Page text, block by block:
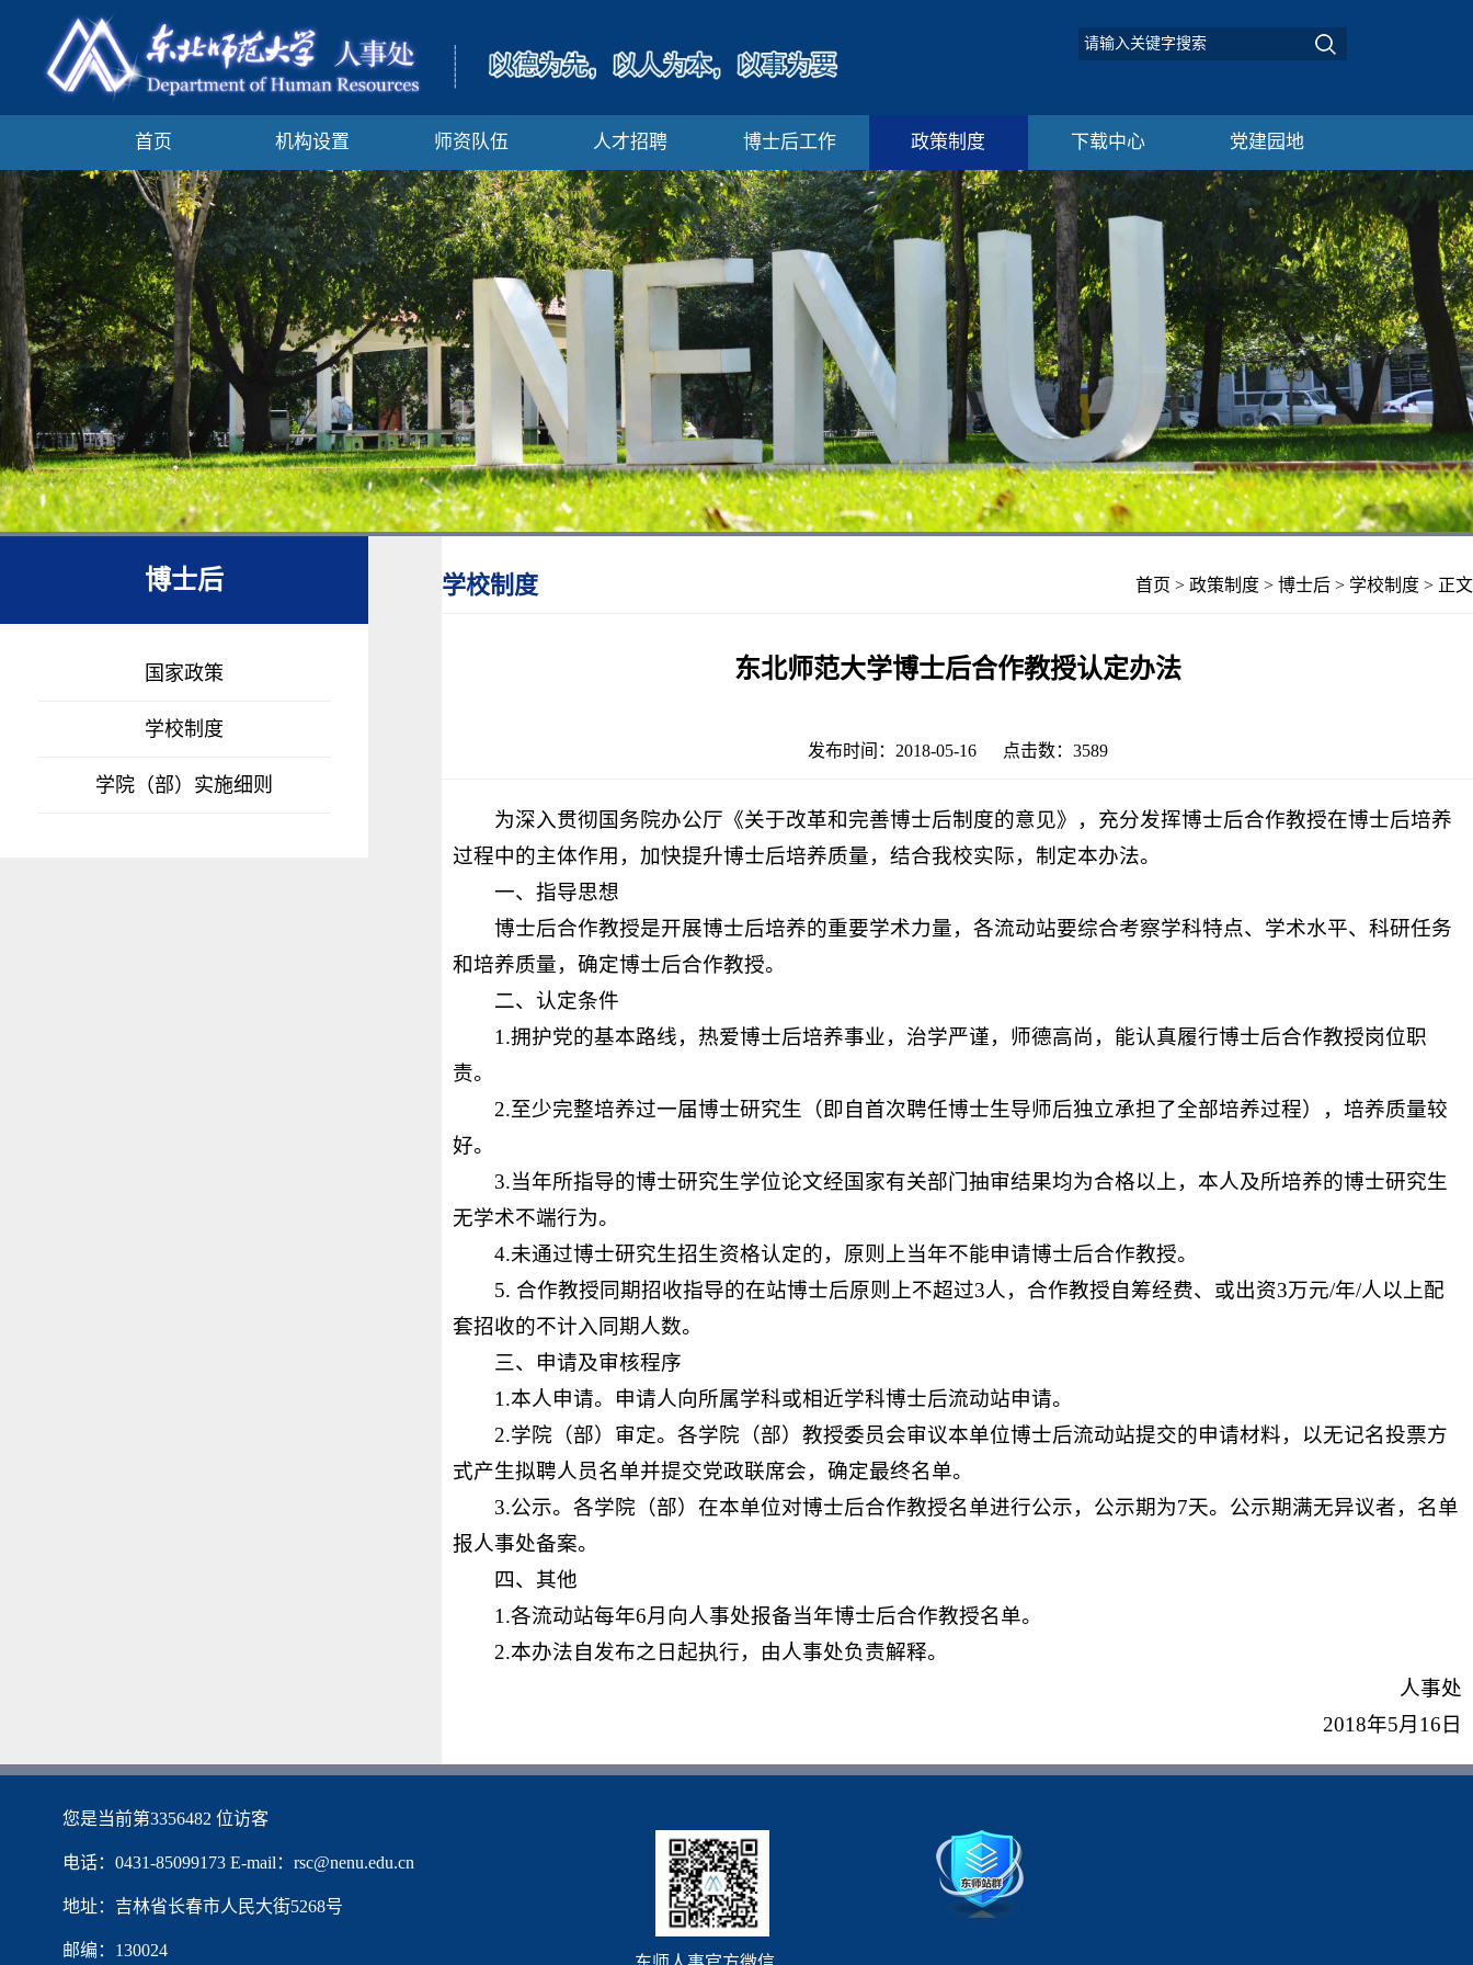
首页 机构设置 师资队伍 人才招聘 博士后工作 政策制度 下载中心 党建园地
博士后
国家政策
学校制度
学院（部）实施细则
学校制度 首页 > 政策制度 > 博士后 > 学校制度 > 正文
东北师范大学博士后合作教授认定办法
发布时间：2018-05-16 点击数： 3589
为深入贯彻国务院办公厅《关于改革和完善博士后制度的意见》，充分发挥博士后合作教授在博士后培养
过程中的主体作用，加快提升博士后培养质量，结合我校实际，制定本办法。
一、指导思想
博士后合作教授是开展博士后培养的重要学术力量，各流动站要综合考察学科特点、学术水平、科研任务
和培养质量，确定博士后合作教授。
二、认定条件
1.拥护党的基本路线，热爱博士后培养事业，治学严谨，师德高尚，能认真履行博士后合作教授岗位职
责。
2.至少完整培养过一届博士研究生（即自首次聘任博士生导师后独立承担了全部培养过程），培养质量较
好。
3.当年所指导的博士研究生学位论文经国家有关部门抽审结果均为合格以上，本人及所培养的博士研究生
无学术不端行为。
4.未通过博士研究生招生资格认定的，原则上当年不能申请博士后合作教授。
5. 合作教授同期招收指导的在站博士后原则上不超过3人，合作教授自筹经费、或出资3万元/年/人以上配
套招收的不计入同期人数。
三、申请及审核程序
1.本人申请。申请人向所属学科或相近学科博士后流动站申请。
2.学院（部）审定。各学院（部）教授委员会审议本单位博士后流动站提交的申请材料，以无记名投票方
式产生拟聘人员名单并提交党政联席会，确定最终名单。
3.公示。各学院（部）在本单位对博士后合作教授名单进行公示，公示期为7天。公示期满无异议者，名单
报人事处备案。
四、其他
1.各流动站每年6月向人事处报备当年博士后合作教授名单。
2.本办法自发布之日起执行，由人事处负责解释。
人事处
2018年5月16日
您是当前第3356482 位访客
电话：0431-85099173 E-mail：rsc@nenu.edu.cn
地址：吉林省长春市人民大街5268号
邮编：130024